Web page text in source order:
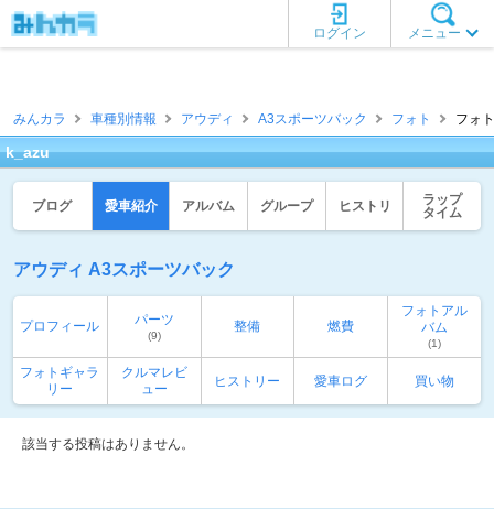
メニュー
ログイン
みんカラ 車種別情報 アウディ A3スポーツバック フォト フォ
k_azu
ブログ 愛車紹介 アルバム グループ ヒストリ
ラップ
タイム
アウディ A3スポーツバック
プロフィール パーツ
(9)
整備 燃費
フォトアル
バム
(1)
フォトギャラ
リー
クルマレビ
ュー
ヒストリー 愛車ログ 買い物
該当する投稿はありません。